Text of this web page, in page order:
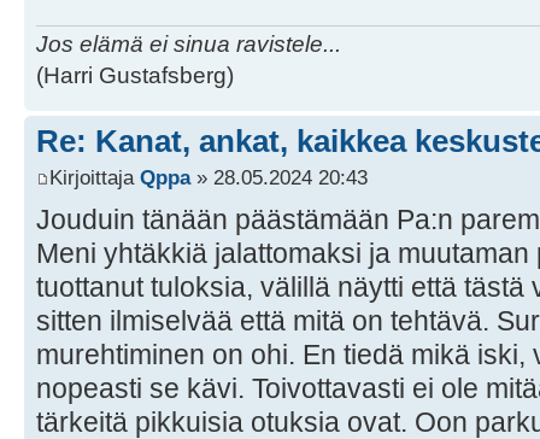
Jos elämä ei sinua ravistele...
(Harri Gustafsberg)
Re: Kanat, ankat, kaikkea
Kirjoittaja Qppa» 28.05.2024 20:43
Jouduin tänään päästämään Pa:n
Meni yhtäkkiä jalattomaksi ja
tuottanut tuloksia, välillä näytti että tästä
sitten ilmiselvää että mitä on tehtävä.
murehtiminen on ohi. En tiedä mikä iski,
nopeasti se kävi. Toivottavasti ei ole
tärkeitä pikkuisia otuksia ovat. Oon